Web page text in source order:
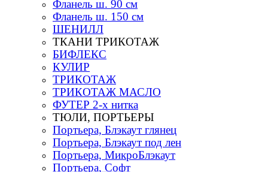
Фланель ш. 90 см
Фланель ш. 150 см
ШЕНИЛЛ
ТКАНИ ТРИКОТАЖ
БИФЛЕКС
КУЛИР
ТРИКОТАЖ
ТРИКОТАЖ МАСЛО
ФУТЕР 2-х нитка
ТЮЛИ, ПОРТЬЕРЫ
Портьера, Блэкаут глянец
Портьера, Блэкаут под лен
Портьера, МикроБлэкаут
Портьера, Софт